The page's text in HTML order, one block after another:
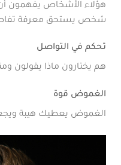
هؤلاء الأشخاص يفهمون
شخص يستحق معرفة
تحكم في التواصل
هم يختارون ماذا يقولون
الغموض قوة
الغموض يعطيك هيبة